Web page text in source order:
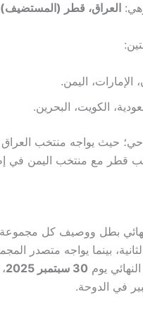
العراق، قطر (المستضيف)،
اليمن.
الكويت، البحرين.
حيث يواجه منتخب
قطر مع منتخب اليمن في
بطل ووصيف كل
بينما يواجه متصدر
يوم 30 سبتمبر 2025
في الدوحة.